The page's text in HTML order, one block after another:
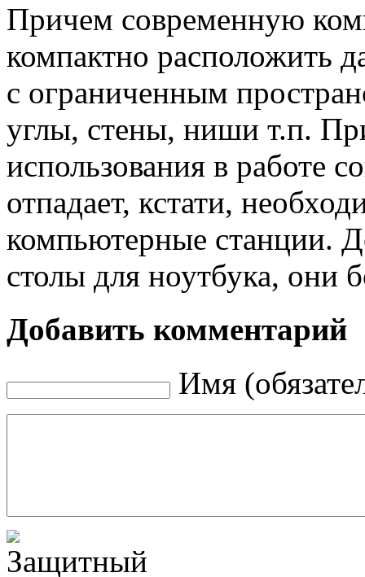
Причем современную
компактно расположить
с ограниченным
углы, стены, ниши т.п.
использования в работе
отпадает, кстати,
компьютерные станции.
столы для ноутбука, они
Добавить комментарий
Имя